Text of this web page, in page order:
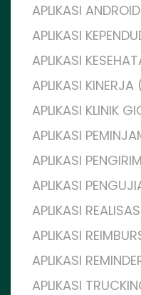
APLIKASI
APLIKASI
APLIKASI
APLIKASI KINERJA
APLIKASI KLINIK
APLIKASI
APLIKASI
APLIKASI
APLIKASI
APLIKASI
APLIKASI
APLIKASI